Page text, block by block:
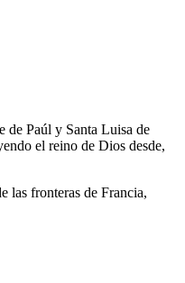
de Paúl y Santa Luisa de
el reino de Dios desde,
las fronteras de Francia,